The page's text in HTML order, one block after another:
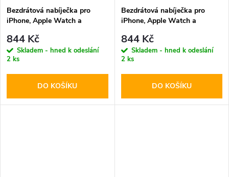
Bezdrátová nabíječka pro
iPhone, Apple Watch a
QI15W-A47 Wireless Charger
White
844 Kč
Skladem - hned k odeslání
2 ks
DO KOŠÍKU
Bezdrátová nabíječka pro
iPhone, Apple Watch a
QI15W-A47 Wireless Charger
Black
844 Kč
Skladem - hned k odeslání
2 ks
DO KOŠÍKU